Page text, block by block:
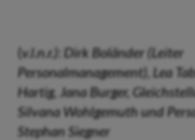
(v.l.n.r.): Dirk Boländer (Leiter
Personalmanagement), Lea
Hartig, Jana Burger,
Silvana Wohlgemuth und
Stephan Siegner